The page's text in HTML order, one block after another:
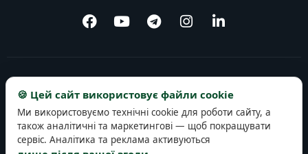
🍪 Цей сайт використовує файли cookie
Ми використовуємо технічні cookie для роботи сайту, а
також аналітичні та маркетингові — щоб покращувати
сервіс. Аналітика та реклама активуються